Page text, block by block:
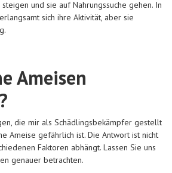
und sie auf Nahrungssuche gehen. In
sich ihre Aktivität, aber sie
Ameisen
die mir als Schädlingsbekämpfer gestellt
Ameise gefährlich ist. Die Antwort ist nicht
Faktoren abhängt. Lassen Sie uns
genauer betrachten.